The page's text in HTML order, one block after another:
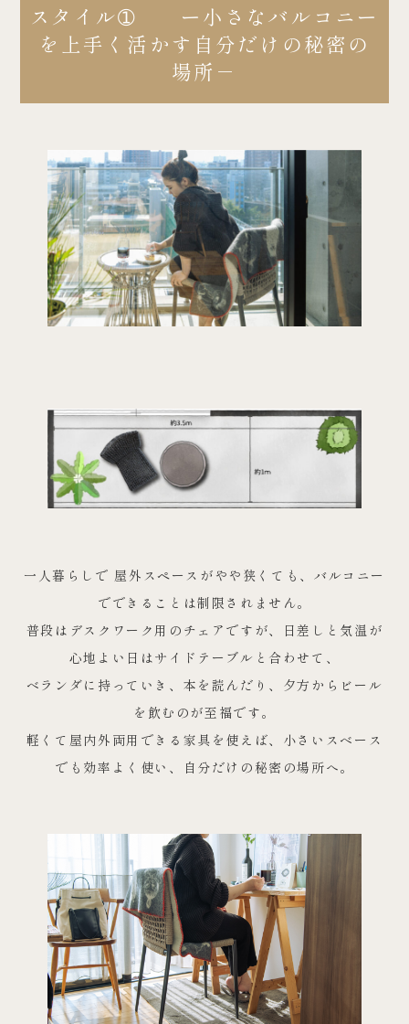
スタイル➀ ー小さなバルコニー
を上手く活かす自分だけの秘密の
場所－
一人暮らしで 屋外スペースがやや狭くても、バルコニー
でできることは制限されません。
普段はデスクワーク用のチェアですが、日差しと気温が
心地よい日はサイドテーブルと合わせて、
ベランダに持っていき、本を読んだり、夕方からビール
を飲むのが至福です。
軽くて屋内外両用できる家具を使えば、小さいスベース
でも効率よく使い、自分だけの秘密の場所へ。